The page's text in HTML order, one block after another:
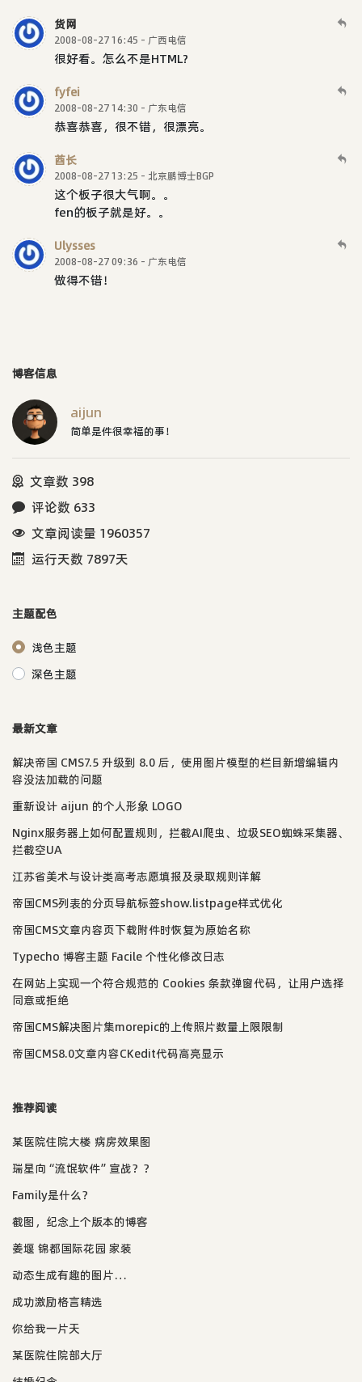
货网
2008-08-27 16:45 - 广西电信
很好看。怎么不是HTML?
fyfei
2008-08-27 14:30 - 广东电信
恭喜恭喜，很不错，很漂亮。
酋长
2008-08-27 13:25 - 北京鹏博士BGP
这个板子很大气啊。。
fen的板子就是好。。
Ulysses
2008-08-27 09:36 - 广东电信
做得不错！
博客信息
aijun
简单是件很幸福的事！
文章数 398
评论数 633
文章阅读量 1960357
运行天数 7897天
主题配色
浅色主题
深色主题
最新文章
解决帝国 CMS7.5 升级到 8.0 后，使用图片模型的栏目新增编辑内
容没法加载的问题
重新设计 aijun 的个人形象 LOGO
Nginx服务器上如何配置规则，拦截AI爬虫、垃圾SEO蜘蛛采集器、
拦截空UA
江苏省美术与设计类高考志愿填报及录取规则详解
帝国CMS列表的分页导航标签show.listpage样式优化
帝国CMS文章内容页下载附件时恢复为原始名称
Typecho 博客主题 Facile 个性化修改日志
在网站上实现一个符合规范的 Cookies 条款弹窗代码，让用户选择
同意或拒绝
帝国CMS解决图片集morepic的上传照片数量上限限制
帝国CMS8.0文章内容CKedit代码高亮显示
推荐阅读
某医院住院大楼 病房效果图
瑞星向“流氓软件”宣战？？
Family是什么？
截图，纪念上个版本的博客
姜堰 锦都国际花园 家装
动态生成有趣的图片…
成功激励格言精选
你给我一片天
某医院住院部大厅